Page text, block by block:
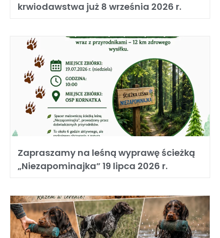
krwiodawstwa już 8 września 2026 r.
Zapraszamy na leśną wyprawę ścieżką
„Niezapominajka” 19 lipca 2026 r.